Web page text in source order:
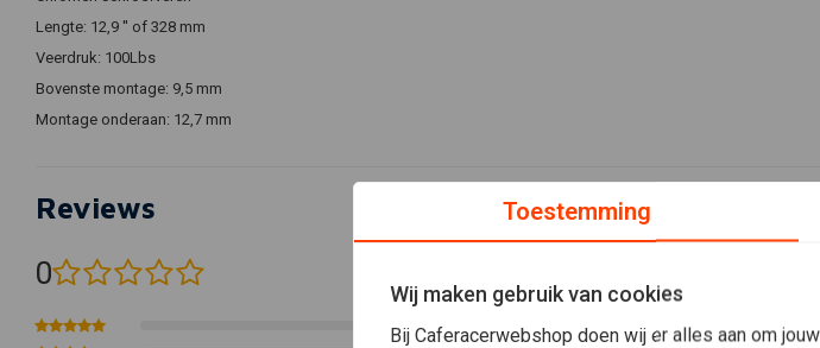
Lengte: 12,9 '' of 328 mm
Veerdruk: 100Lbs
Bovenste montage: 9,5 mm
Montage onderaan: 12,7 mm
Reviews
0 Plaats ook een review
Toestemming
Wij maken gebruik van cookies
Bij Caferacerwebshop doen wij er alles aan om